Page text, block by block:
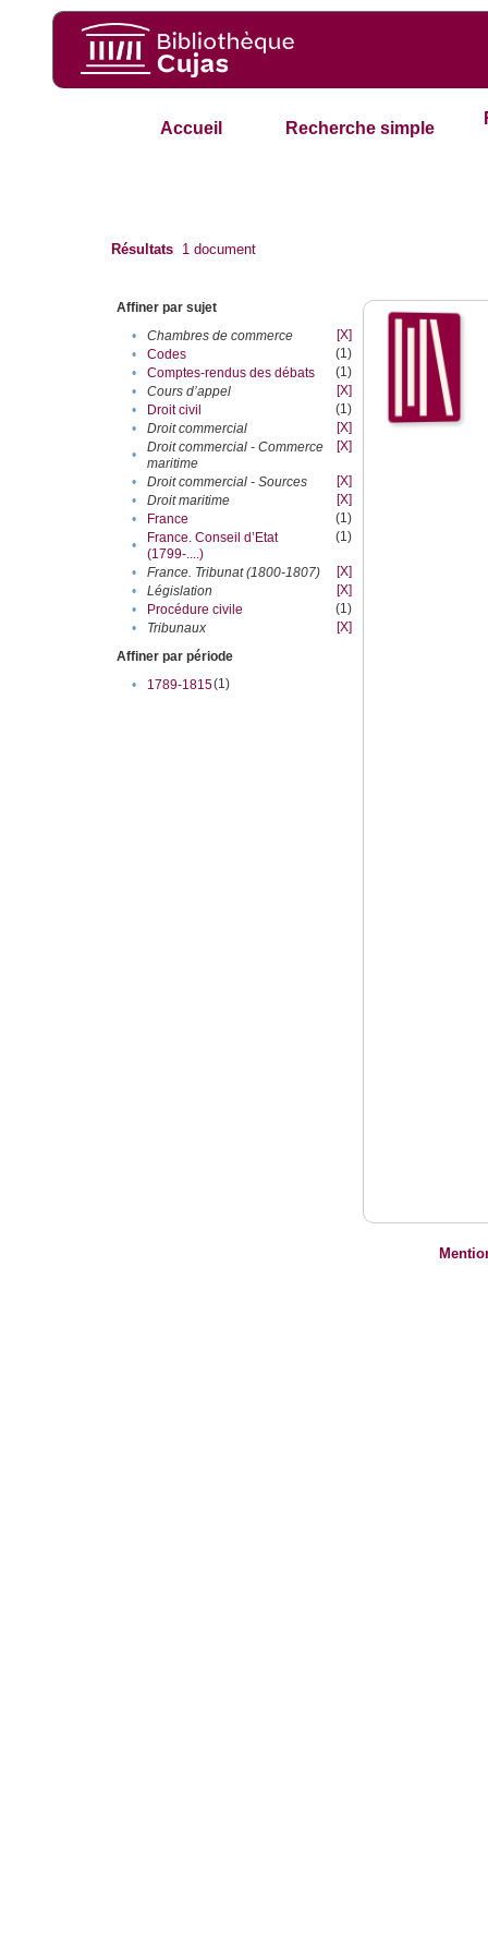
Accueil Recherche simple
Résultats 1 document
Affiner par sujet
•
Chambres de commerce
[X]
•
Codes
(1)
•
Comptes-rendus des débats
(1)
•
Cours d’appel
[X]
•
Droit civil
(1)
•
Droit commercial
[X]
•
Droit commercial - Commerce
maritime
[X]
• Droit commercial - Sources
[X]
•
Droit maritime
[X]
•
France
(1)
•
France. Conseil d’Etat
(1799-....)
(1)
• France. Tribunat (1800-1807)
[X]
•
Législation
[X]
•
Procédure civile
(1)
•
Tribunaux
[X]
Affiner par période
•
1789-1815(1)